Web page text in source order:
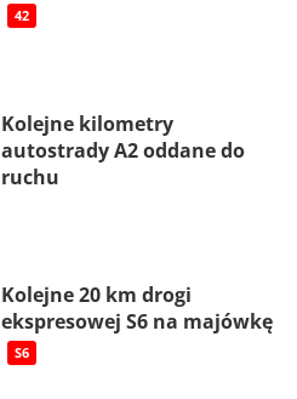
42
Kolejne kilometry
autostrady A2 oddane do
ruchu
Kolejne 20 km drogi
ekspresowej S6 na majówkę
S6